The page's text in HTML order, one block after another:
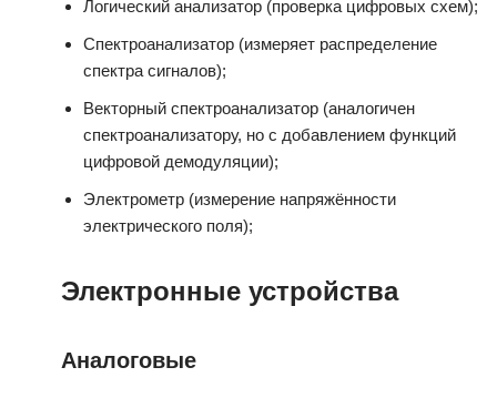
Логический анализатор (проверка цифровых схем);
Спектроанализатор (измеряет распределение
спектра сигналов);
Векторный спектроанализатор (аналогичен
спектроанализатору, но с добавлением функций
цифровой демодуляции);
Электрометр (измерение напряжённости
электрического поля);
Электронные устройства
Аналоговые